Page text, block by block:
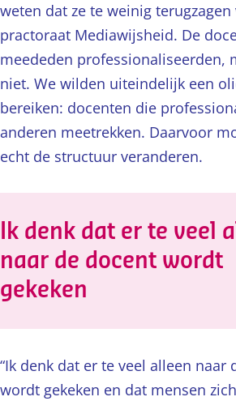
weten dat ze te weinig terugzagen
practoraat Mediawijsheid. De
meededen professionaliseerden,
niet. We wilden uiteindelijk een
bereiken: docenten die
anderen meetrekken. Daarvoor
echt de structuur veranderen.
Ik denk dat er te veel
naar de docent wordt
gekeken
“Ik denk dat er te veel alleen naar
wordt gekeken en dat mensen